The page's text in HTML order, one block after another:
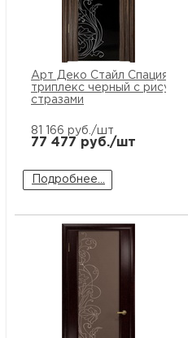
Арт Деко Стайл Спация-3
триплекс черный с
стразами
81 166 руб./шт
77 477 руб./шт
Подробнее...